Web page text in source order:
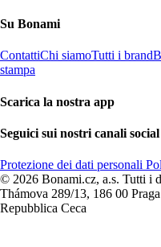
Su Bonami
ContattiChi siamoTutti i brand
stampa
Scarica la nostra app
Seguici sui nostri canali social
Protezione dei dati personali
© 2026 Bonami.cz, a.s. Tutti i
Thámova 289/13, 186 00 Praga
Repubblica Ceca